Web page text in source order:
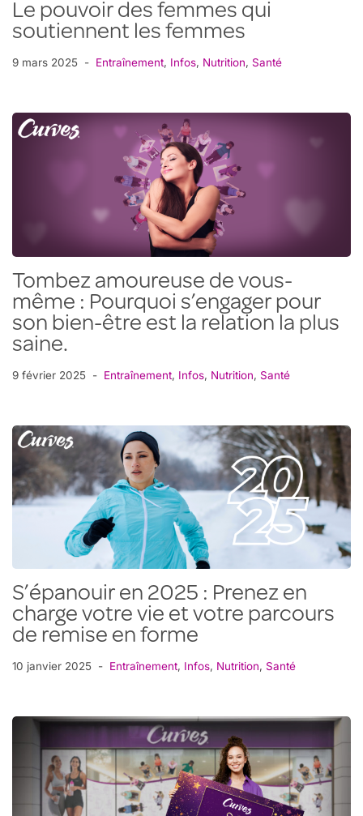
Le pouvoir des femmes qui
soutiennent les femmes
9 mars 2025 Entraînement, Infos, Nutrition, Santé
Tombez amoureuse de vous-
même : Pourquoi s’engager pour
son bien-être est la relation la plus
saine.
9 février 2025 Entraînement, Infos, Nutrition, Santé
S’épanouir en 2025 : Prenez en
charge votre vie et votre parcours
de remise en forme
10 janvier 2025 Entraînement, Infos, Nutrition, Santé